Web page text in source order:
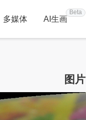
多媒体 AI生画
Beta
图片